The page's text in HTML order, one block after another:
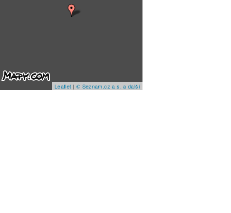
Leaflet | © Seznam.cz a.s. a další